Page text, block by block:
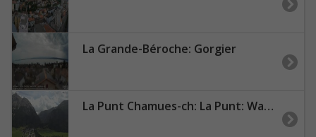
La Grande-Béroche: Gorgier
La Punt Chamues-ch: La Punt: Wasserreservoir